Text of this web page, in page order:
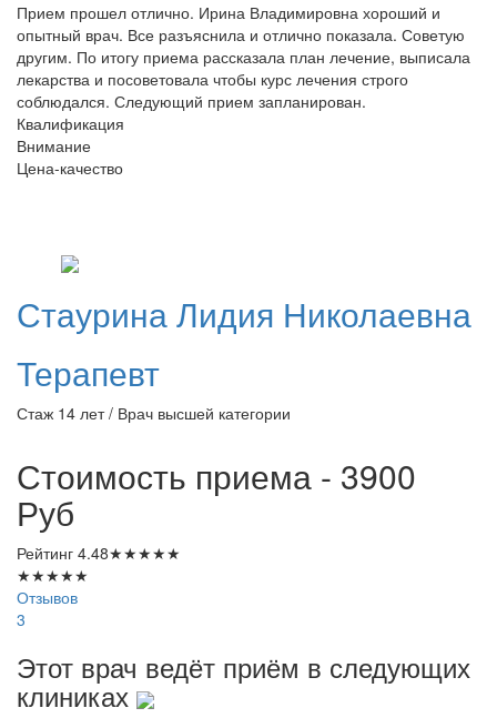
Прием прошел отлично. Ирина Владимировна хороший и
опытный врач. Все разъяснила и отлично показала. Советую
другим. По итогу приема рассказала план лечение, выписала
лекарства и посоветовала чтобы курс лечения строго
соблюдался. Следующий прием запланирован.
Квалификация
Внимание
Цена-качество
СтауринаЛидия Николаевна
Терапевт
Стаж 14 лет / Врач высшей категории
Стоимость приема - 3900
Руб
Рейтинг 4.48★★★★★
★★★★★
Отзывов
3
Этот врач ведёт приём в следующих
клиниках